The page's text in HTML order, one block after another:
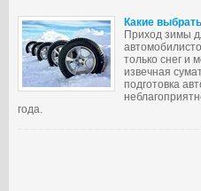
Какие
Приход зимы
только снег и
извечная
подготовка
года.